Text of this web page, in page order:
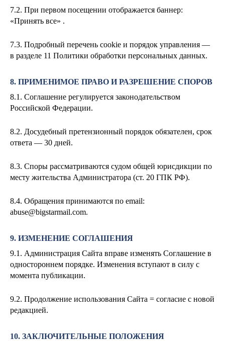
7.2. При первом посещении отображается баннер:
«Принять все» .
7.3. Подробный перечень cookie и порядок управления —
в разделе 11 Политики обработки персональных данных.
8. ПРИМЕНИМОЕ ПРАВО И РАЗРЕШЕНИЕ СПОРОВ
8.1. Соглашение регулируется законодательством
Российской Федерации.
8.2. Досудебный претензионный порядок обязателен, срок
ответа — 30 дней.
8.3. Споры рассматриваются судом общей юрисдикции по
месту жительства Администратора (ст. 20 ГПК РФ).
8.4. Обращения принимаются по email:
abuse@bigstarmail.com.
9. ИЗМЕНЕНИЕ СОГЛАШЕНИЯ
9.1. Администрация Сайта вправе изменять Соглашение в
одностороннем порядке. Изменения вступают в силу с
момента публикации.
9.2. Продолжение использования Сайта = согласие с новой
редакцией.
10. ЗАКЛЮЧИТЕЛЬНЫЕ ПОЛОЖЕНИЯ